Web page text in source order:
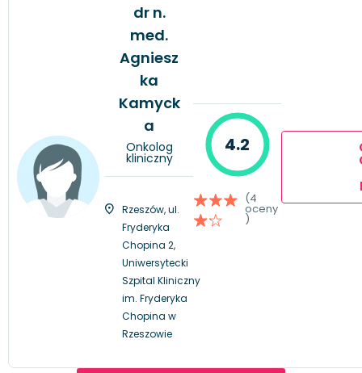
dr n.
med.
Agniesz
ka
Kamyck
a
Onkolog
kliniczny
Rzeszów, ul.
Fryderyka
Chopina 2,
Uniwersytecki
Szpital Kliniczny
im. Fryderyka
Chopina w
Rzeszowie
4.2
(4
oceny
)